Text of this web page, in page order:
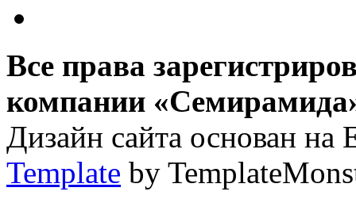
Все права
компании
Дизайн сайта основан
Template by